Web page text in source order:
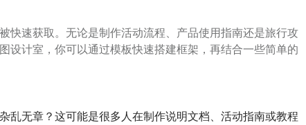
快速获取。无论是制作活动流程、产品使用指南还是旅行攻
设计室，你可以通过模板快速搭建框架，再结合一些简单的
乱无章？这可能是很多人在制作说明文档、活动指南或教程